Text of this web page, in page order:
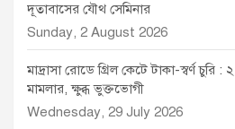
দূতাবাসের যৌথ সেমিনার
Sunday, 2 August 2026
মাদ্রাসা রোডে গ্রিল কেটে টাকা-স্বর্ণ চুরি
মামলার, ক্ষুব্ধ ভুক্তভোগী
Wednesday, 29 July 2026